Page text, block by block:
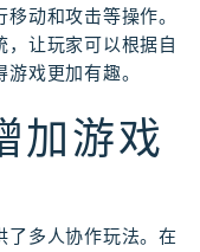
动和攻击等操作。
，让玩家可以根据自
戏更加有趣。
加游戏
了多人协作玩法。在